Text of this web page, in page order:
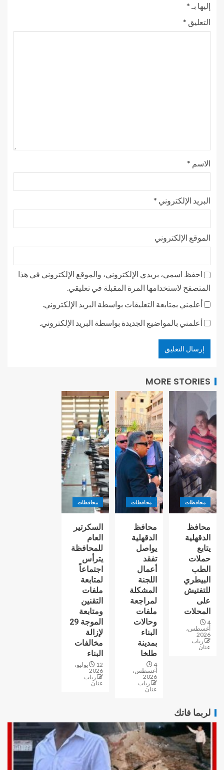
إليها بـ *
التعليق *
الاسم *
البريد الإلكتروني *
الموقع الإلكتروني
احفظ اسمي، بريدي الإلكتروني، والموقع الإلكتروني في هذا
المتصفح لاستخدامها المرة المقبلة في تعليقي.
أعلمني بمتابعة التعليقات بواسطة البريد الإلكتروني.
أعلمني بالمواضيع الجديدة بواسطة البريد الإلكتروني.
MORE STORIES
محافظات
محافظ
الدقهلية
يتابع
حملات
الطب
البيطري
للتفتيش
على
المحلات
4
أغسطس،
2026
رباب
عنان
محافظات
محافظ
الدقهلية
يواصل
تفقد
أعمال
اللجنة
المشكلة
لمراجعة
ملفات
وحالات
البناء
بمدينة
طلخا
4
أغسطس،
2026
رباب
عنان
محافظات
السكرتير
العام
للمحافظة
يترأس
اجتماعاً
لمتابعة
ملفات
التقنين
ومتابعة
الموجة 29
لإزالة
مخالفات
البناء
12 يوليو،
2026
رباب
عنان
لربما فاتك